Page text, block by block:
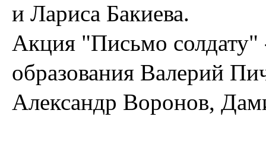
и Лариса Бакиева.
Акция "Письмо солдату"
образования Валерий
Александр Воронов,